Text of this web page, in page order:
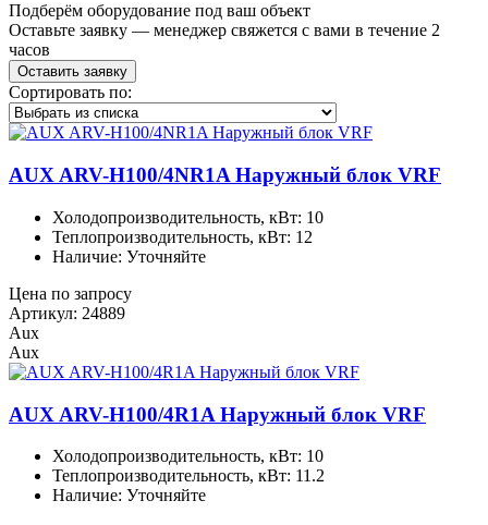
Подберём оборудование под ваш объект
Оставьте заявку — менеджер свяжется с вами в течение 2
часов
Оставить заявку
Сортировать по:
AUX ARV-H100/4NR1A Наружный блок VRF
Холодопроизводительность, кВт: 10
Теплопроизводительность, кВт: 12
Наличие: Уточняйте
Цена по запросу
Артикул: 24889
Aux
Aux
AUX ARV-H100/4R1A Наружный блок VRF
Холодопроизводительность, кВт: 10
Теплопроизводительность, кВт: 11.2
Наличие: Уточняйте